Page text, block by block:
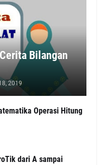
Bilangan
2019
Operasi Hitung
dari A sampai